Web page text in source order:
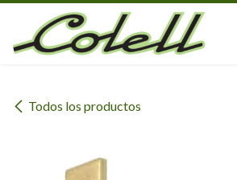
Ir al contenido
Todos los productos